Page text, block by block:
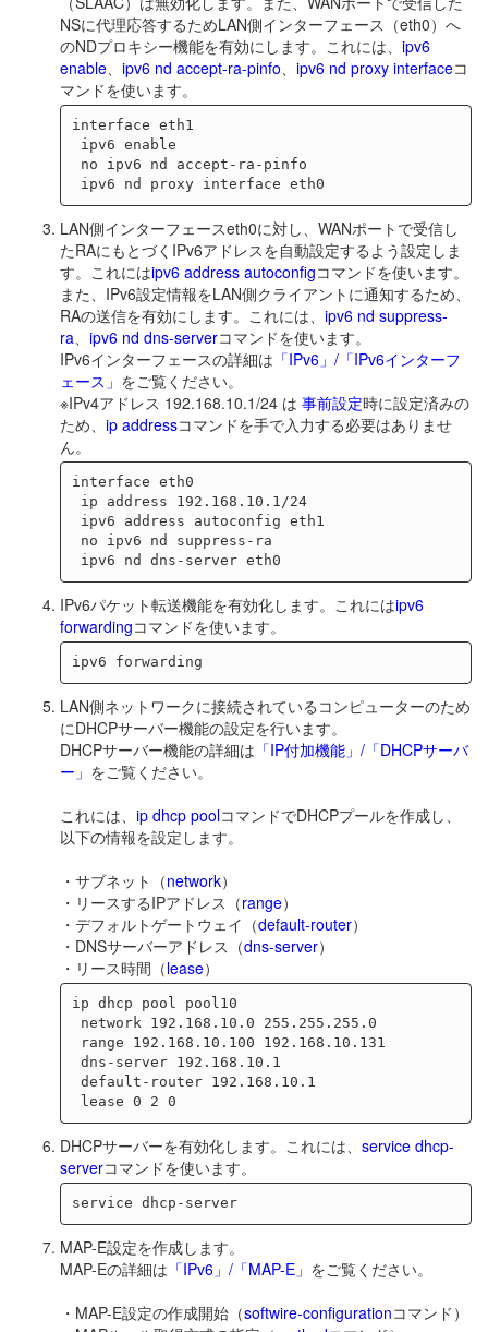
NSに代理応答するためLAN側インターフェース（eth0）へ
のNDプロキシー機能を有効にします。これには、 ipv6
enable
ipv6 nd accept-ra-pinfo ipv6 nd proxy interfaceコ
マンドを使います。
interface eth1
LAN側インターフェースeth0に対し、WANポートで受信し
たRAにもとづくIPv6アドレスを自動設定するよう設定しま
す。これにはipv6 address autoconfigコマンドを使います。
また、IPv6設定情報をLAN側クライアントに通知するため、
RAの送信を有効にします。これには、 ipv6 nd suppress-
ra
ipv6 nd dns-serverコマンドを使います。
IPv6インターフェースの詳細は 「IPv6」/「IPv6インターフ
ェース」 をご覧ください。
※IPv4アドレス 192.168.10.1/24 は 事前設定時に設定済みの
ため、 ip addressコマンドを手で入力する必要はありませ
ん。
interface eth0
IPv6パケット転送機能を有効化します。これにはipv6
forwardingコマンドを使います。
LAN側ネットワークに接続されているコンピューターのため
にDHCPサーバー機能の設定を行います。
DHCPサーバー機能の詳細は 「IP付加機能」/「DHCPサーバ
ー」 をご覧ください。
これには、 ip dhcp poolコマンドでDHCPプールを作成し、
以下の情報を設定します。
・サブネット（network）
・リースするIPアドレス（range）
・デフォルトゲートウェイ（default-router）
・DNSサーバーアドレス（dns-server）
・リース時間（lease）
ip dhcp pool pool10
DHCPサーバーを有効化します。これには、 service dhcp-
serverコマンドを使います。
service dhcp-server
MAP-E設定を作成します。
MAP-Eの詳細は 「IPv6」/「MAP-E」 をご覧ください。
・MAP-E設定の作成開始（softwire-configurationコマンド）